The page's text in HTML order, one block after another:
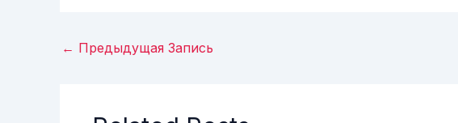
← Предыдущая Запись